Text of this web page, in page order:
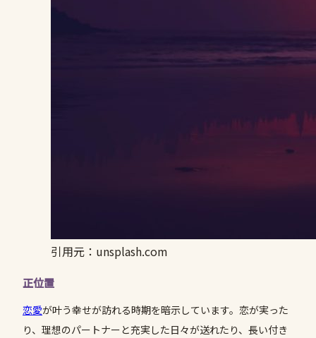
引用元：unsplash.com
正位置
恋愛が叶う幸せが訪れる時期を暗示しています。恋が実った
り、理想のパートナーと充実した日々が送れたり、長い付き